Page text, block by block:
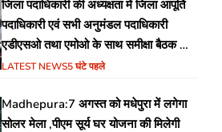
जिला पदाधिकारी की अध्यक्षता में जिला आपूर्ति
पदाधिकारी एवं सभी अनुमंडल पदाधिकारी
एडीएसओ तथा एमोओ के साथ समीक्षा बैठक का
आयोजन
LATEST NEWS5 घंटे पहले
Madhepura:7 अगस्त को मधेपुरा में लगेगा
सोलर मेला ,पीएम सूर्य घर योजना की मिलेगी